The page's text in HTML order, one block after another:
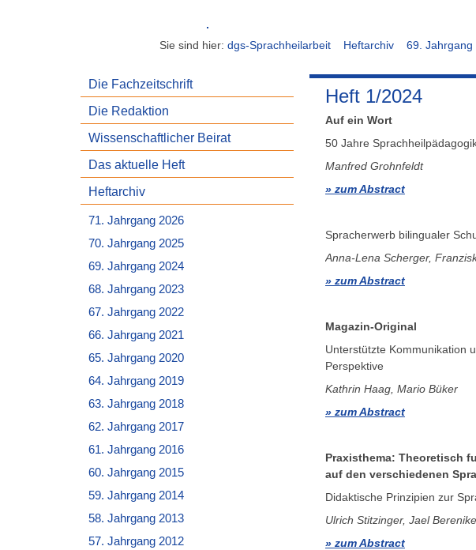
Sie sind hier: dgs-Sprachheilarbeit Heftarchiv 69. Jahrgang
Die Fachzeitschrift
Die Redaktion
Wissenschaftlicher Beirat
Das aktuelle Heft
Heftarchiv
71. Jahrgang 2026
70. Jahrgang 2025
69. Jahrgang 2024
68. Jahrgang 2023
67. Jahrgang 2022
66. Jahrgang 2021
65. Jahrgang 2020
64. Jahrgang 2019
63. Jahrgang 2018
62. Jahrgang 2017
61. Jahrgang 2016
60. Jahrgang 2015
59. Jahrgang 2014
58. Jahrgang 2013
57. Jahrgang 2012
Heft 1/2024
Auf ein Wort
50 Jahre
Manfred Grohnfeldt
zum Abstract
Spracherwerb bilingualer
Anna-Lena Scherger,
zum Abstract
Magazin-Original
Unterstützte Kommunikation
Perspektive
Kathrin Haag, Mario Büker
zum Abstract
Praxisthema: Theoretisch
auf den verschiedenen
Didaktische Prinzipien zur
Ulrich Stitzinger, Jael
zum Abstract